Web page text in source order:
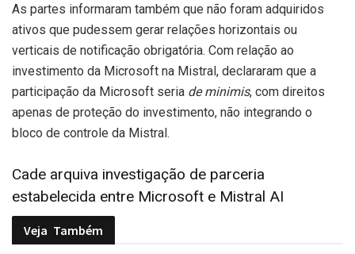
As partes informaram também que não foram adquiridos
ativos que pudessem gerar relações horizontais ou
verticais de notificação obrigatória. Com relação ao
investimento da Microsoft na Mistral, declararam que a
participação da Microsoft seria de minimis, com direitos
apenas de proteção do investimento, não integrando o
bloco de controle da Mistral.
Cade arquiva investigação de parceria
estabelecida entre Microsoft e Mistral AI
Veja Também